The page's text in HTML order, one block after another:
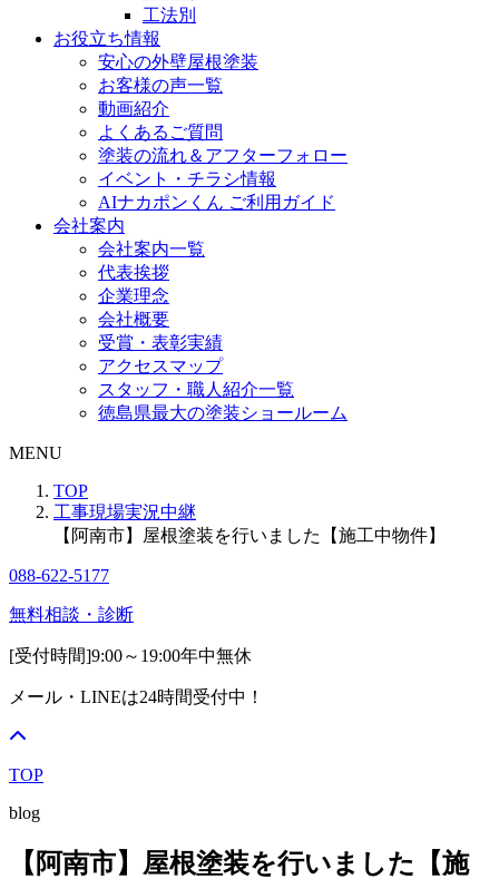
工法別
お役立ち情報
安心の外壁屋根塗装
お客様の声一覧
動画紹介
よくあるご質問
塗装の流れ＆アフターフォロー
イベント・チラシ情報
AIナカポンくん ご利用ガイド
会社案内
会社案内一覧
代表挨拶
企業理念
会社概要
受賞・表彰実績
アクセスマップ
スタッフ・職人紹介一覧
徳島県最大の塗装ショールーム
MENU
TOP
工事現場実況中継
【阿南市】屋根塗装を行いました【施工中物件】
088-622-5177
無料相談・診断
[受付時間]9:00～19:00年中無休
メール・LINEは24時間受付中！
TOP
blog
【阿南市】屋根塗装を行いました【施